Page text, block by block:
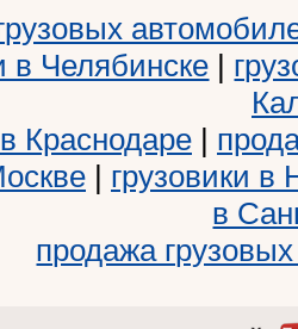
в Челябинске |
Краснодаре |
| грузовики в
в
продажа